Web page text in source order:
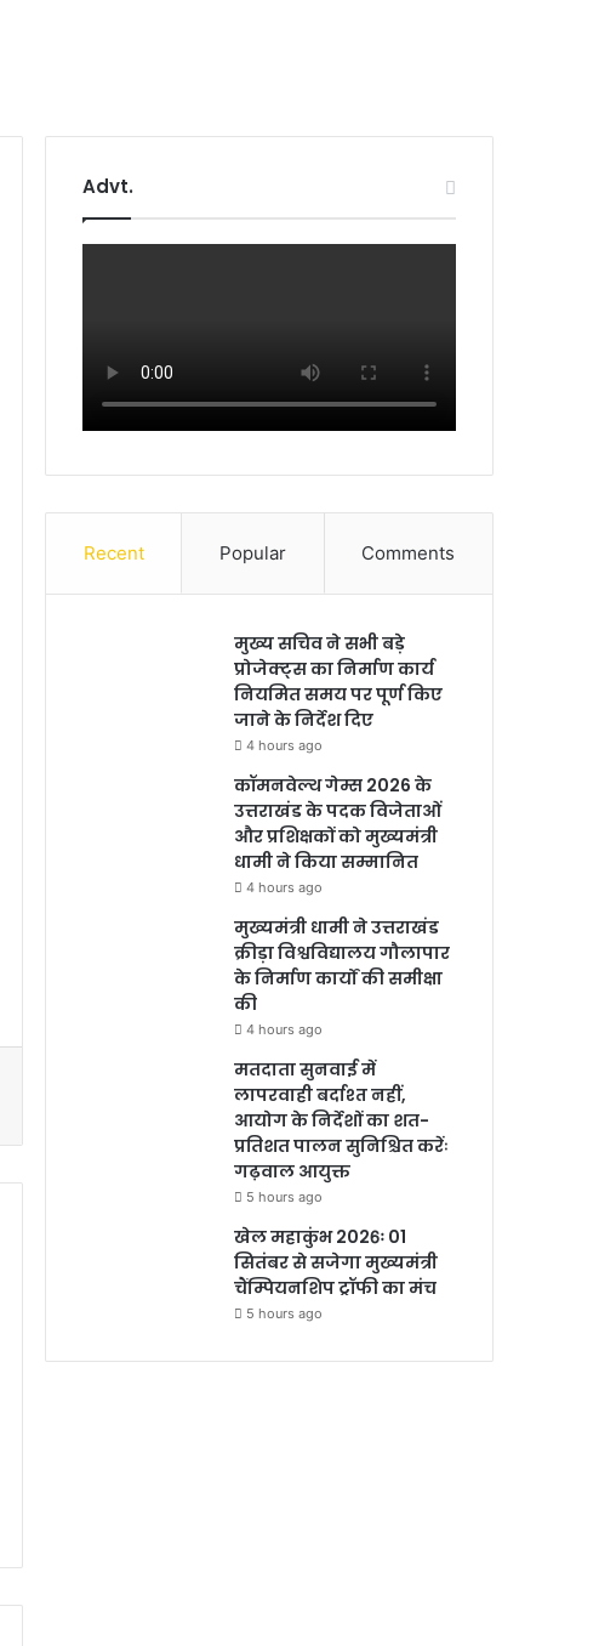
Advt.
Recent Popular Comments
मुख्य सचिव ने सभी बड़े
प्रोजेक्ट्स का निर्माण कार्य
नियमित समय पर पूर्ण किए
जाने के निर्देश दिए
4 hours ago
कॉमनवेल्थ गेम्स 2026 के
उत्तराखंड के पदक विजेताओं
और प्रशिक्षकों को मुख्यमंत्री
धामी ने किया सम्मानित
4 hours ago
मुख्यमंत्री धामी ने उत्तराखंड
क्रीड़ा विश्वविद्यालय गौलापार
के निर्माण कार्यों की समीक्षा
की
4 hours ago
मतदाता सुनवाई में
लापरवाही बर्दाश्त नहीं,
आयोग के निर्देशों का शत-
प्रतिशत पालन सुनिश्चित करेंः
गढ़वाल आयुक्त
5 hours ago
खेल महाकुंभ 2026ः 01
सितंबर से सजेगा मुख्यमंत्री
चैंम्पियनशिप ट्रॉफी का मंच
5 hours ago